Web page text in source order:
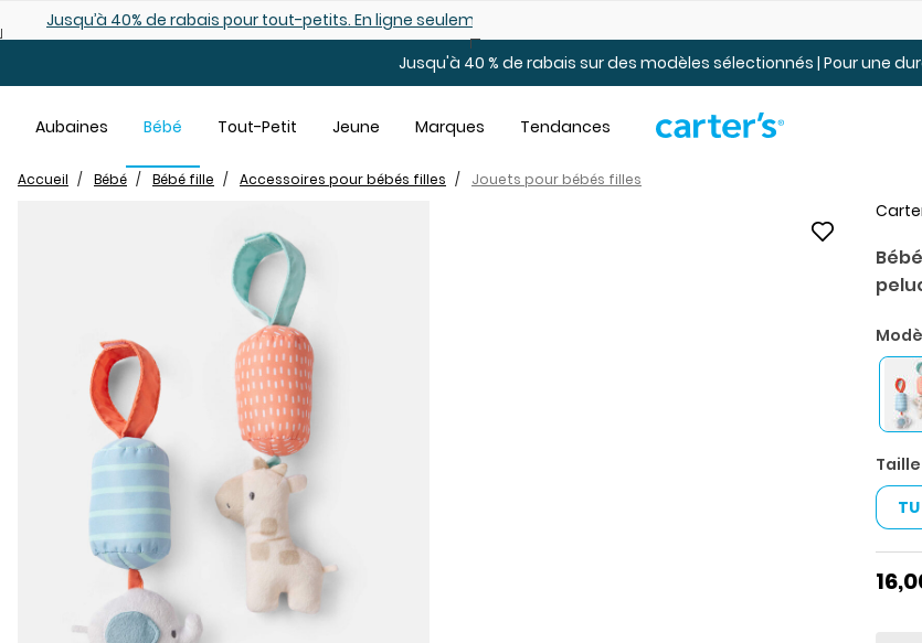
Jusqu’à 40% de rabais pour tout-petits. En ligne seulement.
Jusqu'à 40 % de rabais sur des modèles sélectionnés | Pour une
Aubaines Bébé Tout-Petit Jeune Marques Tendances
Accueil Bébé Bébé fille Accessoires pour bébés filles Jouets pour bébés filles
Taille
TU